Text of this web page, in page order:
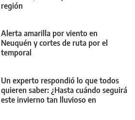
región
Alerta amarilla por viento en
Neuquén y cortes de ruta por el
temporal
Un experto respondió lo que todos
quieren saber: ¿Hasta cuándo seguirá
este invierno tan lluvioso en